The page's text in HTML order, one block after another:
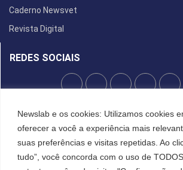
Newslab e os cookies: Utilizamos cookies
oferecer a você a experiência mais
suas preferências e visitas repetidas. Ao
tudo”, você concorda com o uso de
Caderno Newsvet
Revista Digital
REDES SOCIAIS
POLÍTICA DE PRIVACIDADE
Cookies